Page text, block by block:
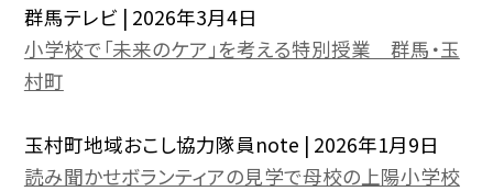
群馬テレビ | 2026年3月4日
小学校で「未来のケア」を考える特別授業 群馬・玉
村町
玉村町地域おこし協力隊員note | 2026年1月9日
読み聞かせボランティアの見学で母校の上陽小学校